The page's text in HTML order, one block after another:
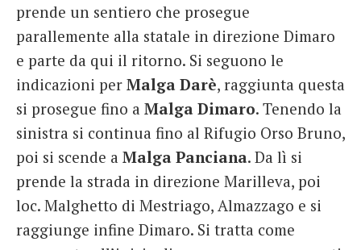
prende un sentiero che prosegue
parallemente alla statale in direzione Dimaro
e parte da qui il ritorno. Si seguono le
indicazioni per Malga Darè, raggiunta questa
si prosegue fino a Malga Dimaro. Tenendo la
sinistra si continua fino al Rifugio Orso Bruno,
poi si scende a Malga Panciana. Da lì si
prende la strada in direzione Marilleva, poi
loc. Malghetto di Mestriago, Almazzago e si
raggiunge infine Dimaro. Si tratta come